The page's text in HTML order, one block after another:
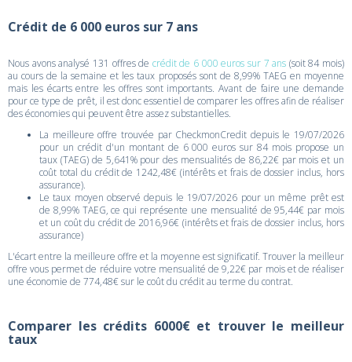
Crédit de 6 000 euros sur 7 ans
Nous avons analysé 131 offres de crédit de 6 000 euros sur 7 ans (soit 84 mois)
au cours de la semaine et les taux proposés sont de 8,99% TAEG en moyenne
mais les écarts entre les offres sont importants. Avant de faire une demande
pour ce type de prêt, il est donc essentiel de comparer les offres afin de réaliser
des économies qui peuvent être assez substantielles.
La meilleure offre trouvée par CheckmonCredit depuis le 19/07/2026
pour un crédit d'un montant de 6 000 euros sur 84 mois propose un
taux (TAEG) de 5,641% pour des mensualités de 86,22€ par mois et un
coût total du crédit de 1242,48€ (intérêts et frais de dossier inclus, hors
assurance).
Le taux moyen observé depuis le 19/07/2026 pour un même prêt est
de 8,99% TAEG, ce qui représente une mensualité de 95,44€ par mois
et un coût du crédit de 2016,96€ (intérêts et frais de dossier inclus, hors
assurance)
L'écart entre la meilleure offre et la moyenne est significatif. Trouver la meilleur
offre vous permet de réduire votre mensualité de 9,22€ par mois et de réaliser
une économie de 774,48€ sur le coût du crédit au terme du contrat.
Comparer les crédits 6000€ et trouver le meilleur
taux